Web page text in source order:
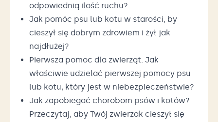
odpowiednią ilość ruchu?
Jak pomóc psu lub kotu w starości, by
cieszył się dobrym zdrowiem i żył jak
najdłużej?
Pierwsza pomoc dla zwierząt. Jak
właściwie udzielać pierwszej pomocy psu
lub kotu, który jest w niebezpieczeństwie?
Jak zapobiegać chorobom psów i kotów?
Przeczytaj, aby Twój zwierzak cieszył się